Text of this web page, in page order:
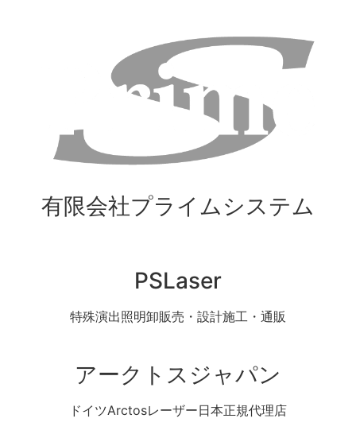
有限会社プライムシステム
PSLaser
特殊演出照明卸販売・設計施工・通販
アークトスジャパン
ドイツArctosレーザー日本正規代理店